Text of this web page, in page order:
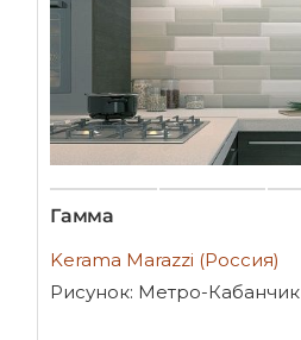
Гамма
Kerama Marazzi (Россия)
Рисунок: Метро-Кабанчик